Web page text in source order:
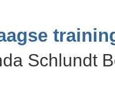
Schlundt